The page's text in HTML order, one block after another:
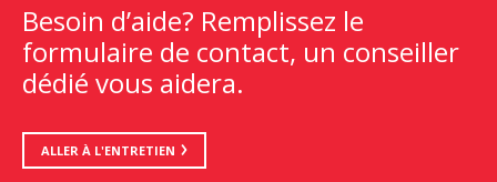
Besoin d’aide? Remplissez le
formulaire de contact, un conseiller
dédié vous aidera.
ALLER À L'ENTRETIEN